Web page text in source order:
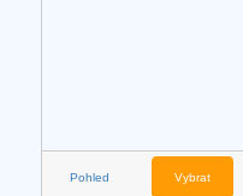
Pohled Vybrat